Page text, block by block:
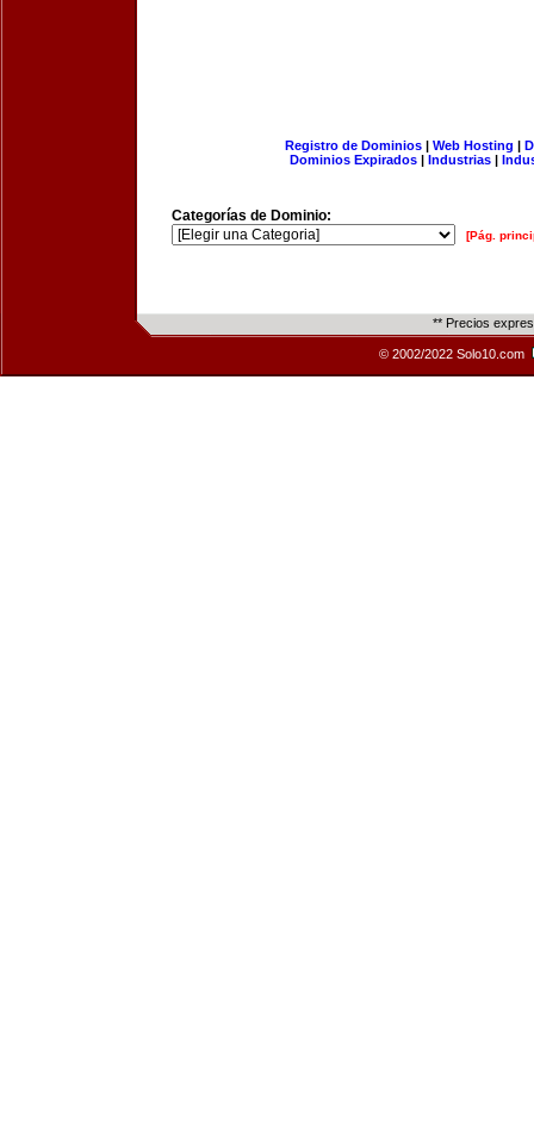
Registro de Dominios| Web Hosting |
Dominios Expirados | Industrias |
Categorías de Dominio:
[Pág.
** Precios
© 2002/2022 Solo10.com